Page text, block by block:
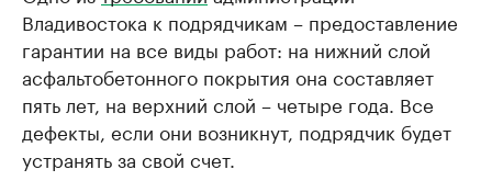
Владивостока к подрядчикам – предоставление
гарантии на все виды работ: на нижний слой
асфальтобетонного покрытия она составляет
пять лет, на верхний слой – четыре года. Все
дефекты, если они возникнут, подрядчик будет
устранять за свой счет.